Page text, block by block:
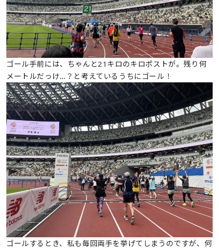
ゴール手前には、ちゃんと21キロのキロポストが。残り何
メートルだっけ…？と考えているうちにゴール！
ゴールするとき、私も毎回両手を挙げてしまうのですが、何